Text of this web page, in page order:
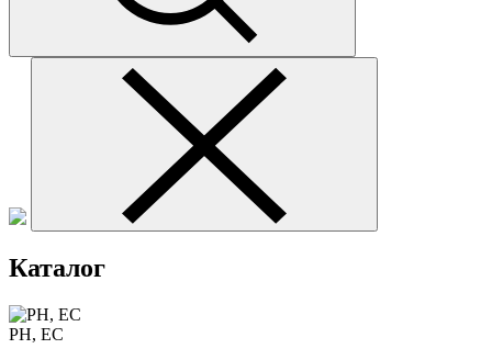
Каталог
PH, EC